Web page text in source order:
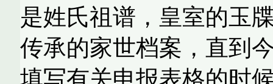
是姓氏祖谱，皇室的玉
传承的家世档案，直到
填写有关申报表格的时